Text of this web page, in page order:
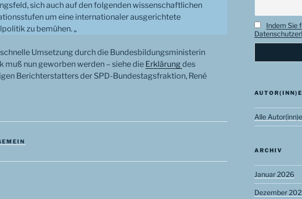
sich auch auf den folgenden wissenschaftlichen
um eine internationaler ausgerichtete
zu bemühen. „
schnelle Umsetzung durch die Bundesbildungsministerin
muß nun geworben werden – siehe die Erklärung des
Berichterstatters der SPD-Bundestagsfraktion, René
Indem Sie
Alle
ARCHIV
Januar 2026
Dezember